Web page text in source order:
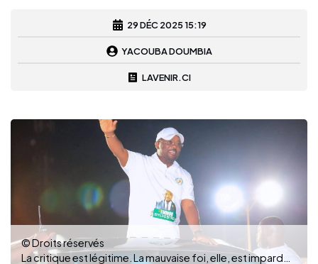
29 DÉC 2025 15:19
YACOUBA DOUMBIA
LAVENIR.CI
© Droits réservés